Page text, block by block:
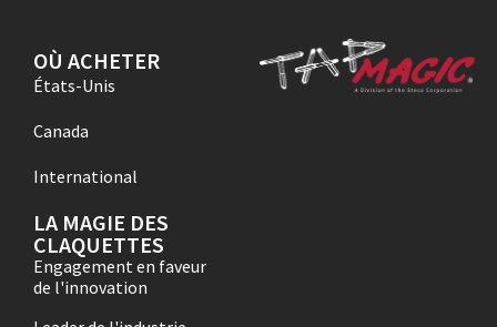
OÙ ACHETER
États-Unis
Canada
International
LA MAGIE DES
CLAQUETTES
Engagement en faveur
de l'innovation